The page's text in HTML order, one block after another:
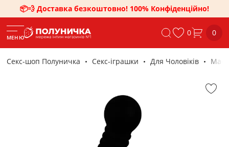
📦💨 Доставка безкоштовно! 100% Конфіденційно!
МЕНЮ 0 0
Секс-шоп Полуничка Секс-iграшки Для Чоловіків